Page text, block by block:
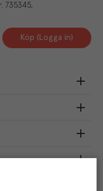
735345
Köp (Logga in)